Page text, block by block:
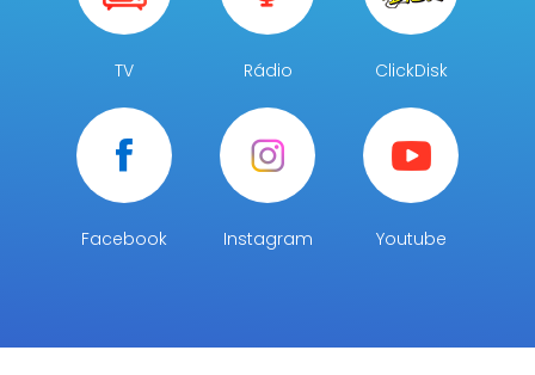
TV Rádio ClickDisk
Facebook Instagram Youtube